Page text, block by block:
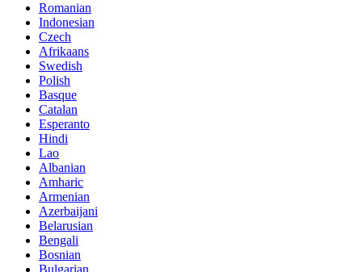
Romanian
Indonesian
Czech
Afrikaans
Swedish
Polish
Basque
Catalan
Esperanto
Hindi
Lao
Albanian
Amharic
Armenian
Azerbaijani
Belarusian
Bengali
Bosnian
Bulgarian